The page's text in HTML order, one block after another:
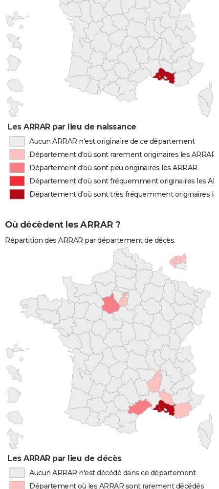
Les ARRAR par lieu de naissance
Aucun ARRAR n'est originaire de ce département
Département d'où sont rarement originaires les ARRAR
Département d'où sont peu originaires les ARRAR
Département d'où sont fréquemment originaires les
Département d'où sont très fréquemment originaires
Où décèdent les ARRAR ?
Répartition des ARRAR par département de décès.
Les ARRAR par lieu de décès
Aucun ARRAR n'est décédé dans ce département
Département où les ARRAR sont rarement décédés